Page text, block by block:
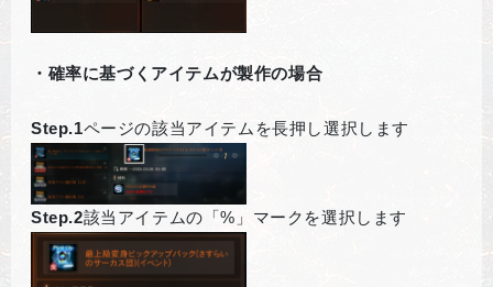
・確率に基づくアイテムが製作の場合
Step.1ページの該当アイテムを長押し選択します
Step.2該当アイテムの「%」マークを選択します